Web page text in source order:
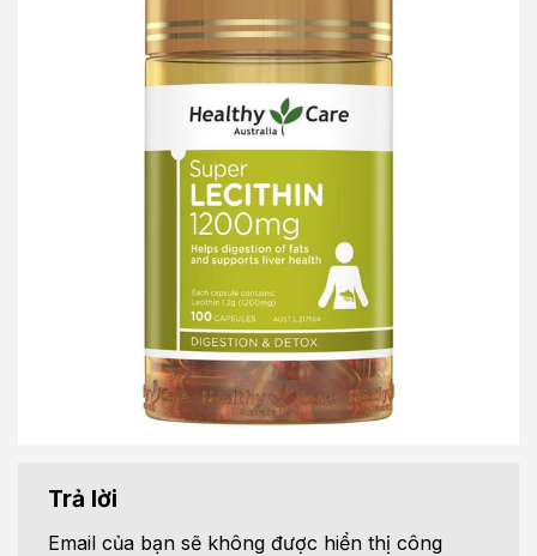
Trả lời
Email của bạn sẽ không được hiển thị công